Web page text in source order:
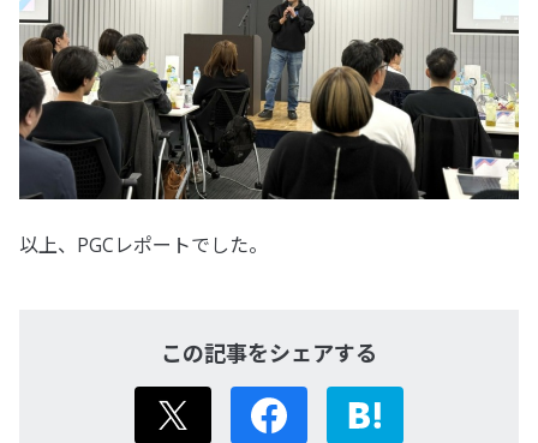
以上、PGCレポートでした。
この記事をシェアする
Facebook